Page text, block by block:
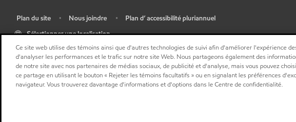
Plan du site • Nous joindre •
Plan d’ accessibilité pluriannuel
Sélectionner une localisation
• Centre de
Ce site web utilise des témoins ainsi que d'autres technologies de suivi afin d'améliorer l'expérience
d'analyser les performances et le trafic sur notre site Web. Nous partageons également des
de notre site avec nos partenaires de médias sociaux, de publicité et d'analyse, mais vous pouvez
ce partage en utilisant le bouton « Rejeter les témoins facultatifs » ou en signalant les préférences
navigateur. Vous trouverez davantage d'informations et d'options dans le Centre de confidentialité.